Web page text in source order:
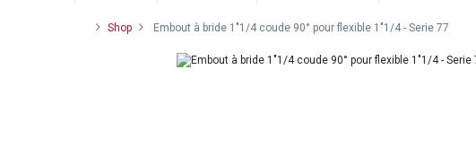
Shop Embout à bride 1"1/4 coude 90° pour flexible 1"1/4 - Serie 77